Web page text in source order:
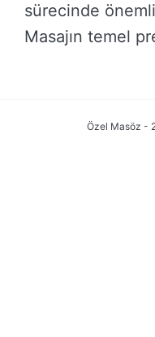
sürecinde
Masajın temel
Özel Masöz -